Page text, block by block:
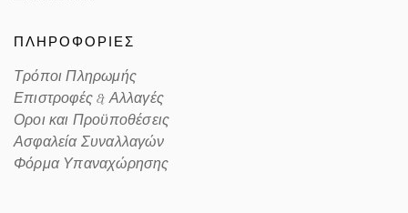
ΠΛΗΡΟΦΟΡΙΕΣ
Τρόποι Πληρωμής
Επιστροφές & Αλλαγές
Οροι και Προϋποθέσεις
Ασφαλεία Συναλλαγών
Φόρμα Υπαναχώρησης